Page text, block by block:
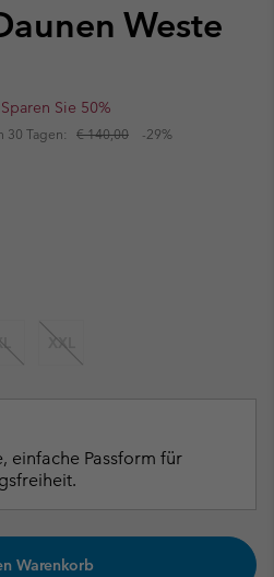
Weste
Sparen Sie 50%
30 Tagen: € 140,00 -29%
XXL
einfache Passform für
Warenkorb